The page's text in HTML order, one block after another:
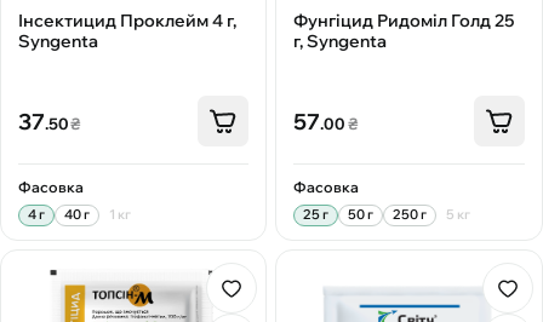
Інсектицид Проклейм 4 г,
Syngenta
37.50₴
Фасовка
4 г 40 г 1 кг
Фунгіцид Ридоміл Голд 25
г, Syngenta
57.00₴
Фасовка
25 г 50 г 250 г 5 кг